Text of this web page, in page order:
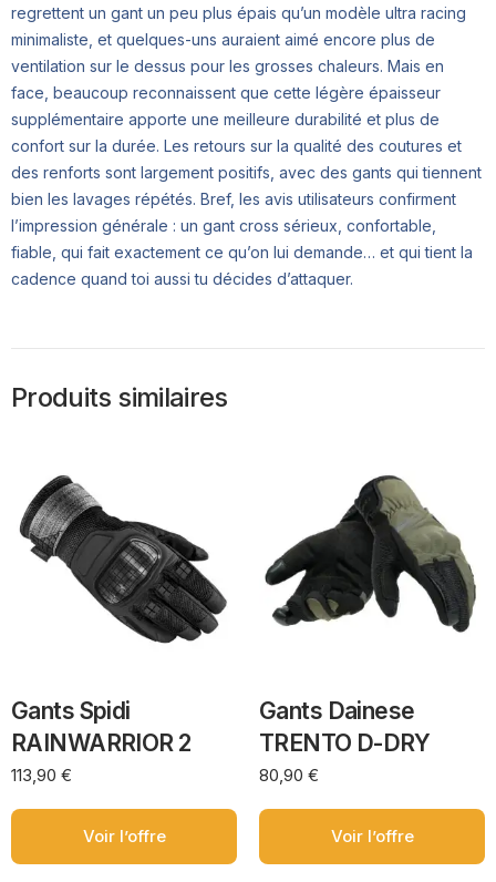
regrettent un gant un peu plus épais qu’un modèle ultra racing
minimaliste, et quelques-uns auraient aimé encore plus de
ventilation sur le dessus pour les grosses chaleurs. Mais en
face, beaucoup reconnaissent que cette légère épaisseur
supplémentaire apporte une meilleure durabilité et plus de
confort sur la durée. Les retours sur la qualité des coutures et
des renforts sont largement positifs, avec des gants qui tiennent
bien les lavages répétés. Bref, les avis utilisateurs confirment
l’impression générale : un gant cross sérieux, confortable,
fiable, qui fait exactement ce qu’on lui demande… et qui tient la
cadence quand toi aussi tu décides d’attaquer.
Produits similaires
Gants Spidi
RAINWARRIOR 2
113,90 €
Voir l’offre
Gants Dainese
TRENTO D-DRY
80,90 €
Voir l’offre